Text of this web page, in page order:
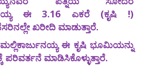
ಈ 3.16 ಎಕರೆ (ಕೃಷಿ !)
ಖರೀದಿ ಮಾಡುತ್ತಾರೆ.
ಮಲ್ಲಿಕಾರ್ಜುನಯ್ಯ ಈ ಕೃಷಿ ಭೂಮಿಯನ್ನು
ಪರಿವರ್ತನೆ ಮಾಡಿಸಿಕೊಳ್ಳುತ್ತಾರೆ.